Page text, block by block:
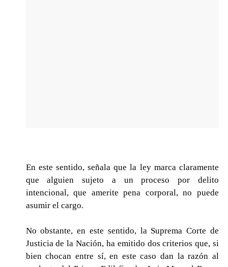
En este sentido, señala que la ley marca claramente
que alguien sujeto a un proceso por delito
intencional, que amerite pena corporal, no puede
asumir el cargo.
No obstante, en este sentido, la Suprema Corte de
Justicia de la Nación, ha emitido dos criterios que, si
bien chocan entre sí, en este caso dan la razón al